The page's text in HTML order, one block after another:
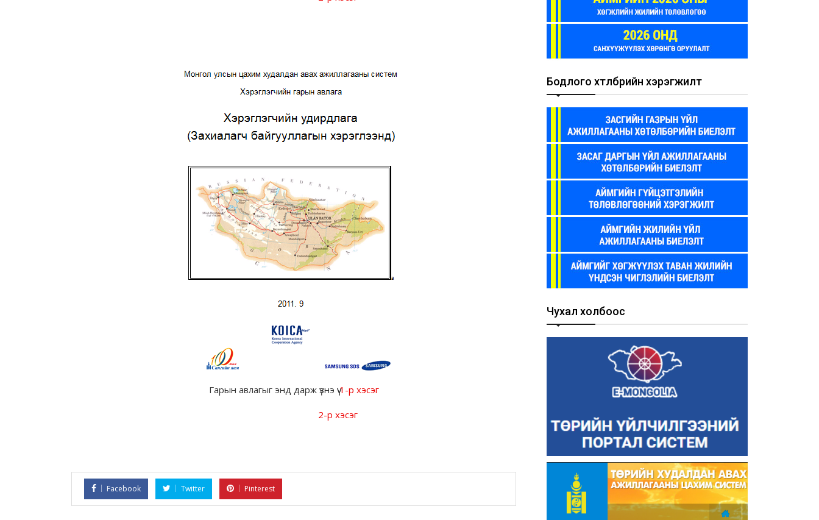
Гарын авлагыг энд дарж үзнэ үү1-р хэсэг
2-р хэсэг
Facebook Twitter Pinterest
Бодлого хөтөлбөрийн хэрэгжилт
Чухал холбоос